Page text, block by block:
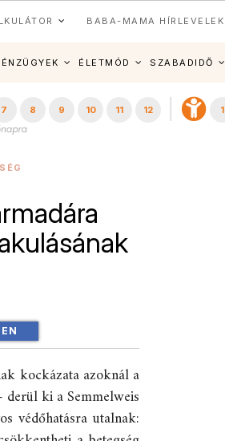
BABA-MAMA HÍRLEVELEK
ÉLETMÓD SZABADIDŐ
7 8 9 10 11 12 1
kockázata azoknál a
ki a Semmelweis
védőhatásra utalnak: